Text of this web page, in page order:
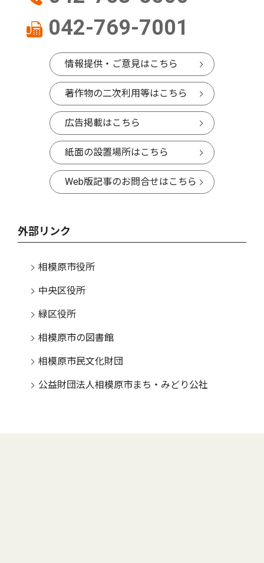
042-769-7001
情報提供・ご意見はこちら
著作物の二次利用等はこちら
広告掲載はこちら
紙面の設置場所はこちら
Web版記事のお問合せはこちら
外部リンク
相模原市役所
中央区役所
緑区役所
相模原市の図書館
相模原市民文化財団
公益財団法人相模原市まち・みどり公社